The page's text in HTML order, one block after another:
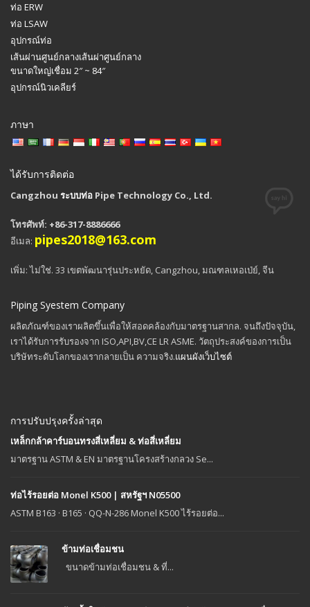
ท่อ ERW
ท่อ LSAW
อุปกรณ์ท่อ
เส้นผ่านศูนย์กลางเส้นผ่าศูนย์กลาง
ขนาดใหญ่เชื่อม 2″ ~ 84″
อุปกรณ์นิวเคลียร์
ภาษา
ได้รับการติดต่อ
Cangzhou ระบบท่อ Pipe Technology Co., Ltd.
โทรศัพท์: +86-317-8886666
อีเมล: pipes2018@163.com
เพิ่ม: ไม่ใช่. 33 เขตพัฒนารุ่นประหยัด, Cangzhou, มณฑลเหอเป่ย์, จีน
Piping Syestem Company
ผลิตภัณฑ์ของเราผลิตขึ้นเพื่อให้สอดคล้องกับมาตรฐานสากล. จนถึงปัจจุบัน,
เราได้รับการรับรองจาก ISO,API,BV,CE LR ASME. วัตถุประสงค์ของการเป็น
บริษัทระดับโลกของเรากลายเป็น ความจริง.แผนผังเว็บไซต์
การปรับปรุงครั้งล่าสุด
เหล็กกล้าคาร์บอนทรงสี่เหลี่ยม & ท่อสี่เหลี่ยม
มาตรฐาน ASTM & EN มาตรฐานโครงสร้างกลวง Se...
ท่อไร้รอยต่อ Monel K500 | สหรัฐฯ N05500
ASTM B163 · B165 · QQ-N-286 Monel K500 ไร้รอยต่อ...
ข้ามท่อเชื่อมชน
ขนาดข้ามท่อเชื่อมชน & ที่...